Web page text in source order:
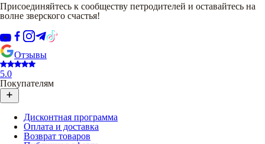
Присоединяйтесь к сообществу петродителей и оставайтесь на
волне зверского счастья!
Отзывы
5.0
Покупателям
Дисконтная программа
Оплата и доставка
Возврат товаров